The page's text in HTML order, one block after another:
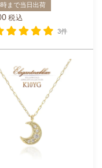
まで当日出荷
税込
3件